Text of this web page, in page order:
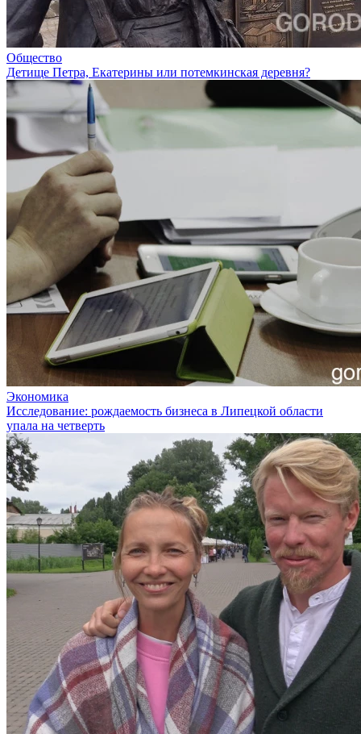
Общество
Детище Петра, Екатерины или потемкинская деревня?
Экономика
Исследование: рождаемость бизнеса в Липецкой области
упала на четверть